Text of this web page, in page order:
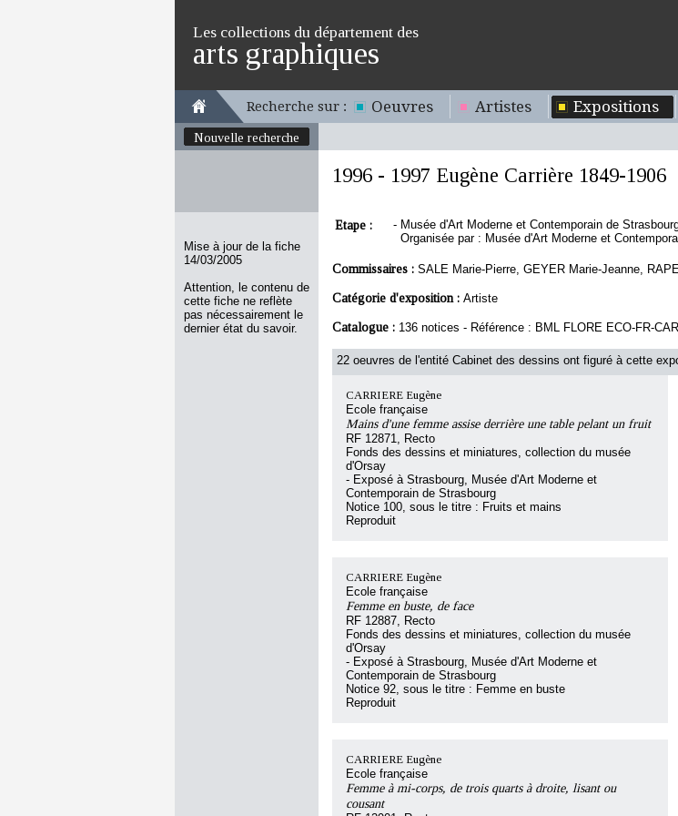
Les collections du département des
arts graphiques
Recherche sur : Oeuvres Artistes Expositions
Nouvelle recherche
Mise à jour de la fiche
14/03/2005
Attention, le contenu de
cette fiche ne reflète
pas nécessairement le
dernier état du savoir.
1996 - 1997 Eugène Carrière 1849-1906
Etape : - Musée d'Art Moderne et Contemporain de
Organisée par : Musée d'Art Moderne et
Commissaires : SALE Marie-Pierre, GEYER Marie-Jeanne,
Catégorie d'exposition : Artiste
Catalogue : 136 notices - Référence : BML FLORE ECO-FR-
22 oeuvres de l'entité Cabinet des dessins ont figuré à cette
CARRIERE Eugène
Ecole française
Mains d'une femme assise derrière une table pelant un fruit
RF 12871, Recto
Fonds des dessins et miniatures, collection du musée
d'Orsay
- Exposé à Strasbourg, Musée d'Art Moderne et
Contemporain de Strasbourg
Notice 100, sous le titre : Fruits et mains
Reproduit
CARRIERE Eugène
Ecole française
Femme en buste, de face
RF 12887, Recto
Fonds des dessins et miniatures, collection du musée
d'Orsay
- Exposé à Strasbourg, Musée d'Art Moderne et
Contemporain de Strasbourg
Notice 92, sous le titre : Femme en buste
Reproduit
CARRIERE Eugène
Ecole française
Femme à mi-corps, de trois quarts à droite, lisant ou
cousant